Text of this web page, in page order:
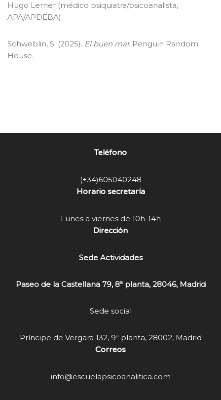
Hugo Lerner (médico psiquiatra/psicoanalista,
APA/APDEBA)
Schweblin, S. (2025). El buen mal. Penguin Random
House.
Teléfono
(+34)605040248
Horario secretaría
Lunes a viernes de 10h-14h
Dirección
Sede Actividades
Paseo de la Castellana 79, 8ª planta, 28046, Madrid
Sede social
Príncipe de Vergara 132, 9ª planta, 28002, Madrid
Correos
info@escuelapsicoanalitica.com